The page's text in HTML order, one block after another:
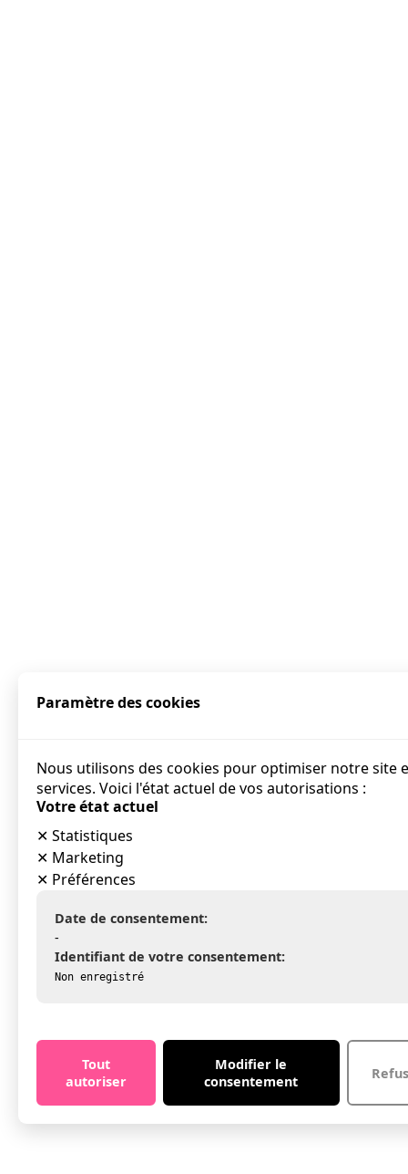
Paramètre des cookies
Nous utilisons des cookies pour optimiser notre site
services. Voici l'état actuel de vos autorisations :
Votre état actuel
✕ Statistiques
✕ Marketing
✕ Préférences
Date de consentement:
-
Identifiant de votre consentement:
Non enregistré
Tout
autoriser
Modifier le
consentement